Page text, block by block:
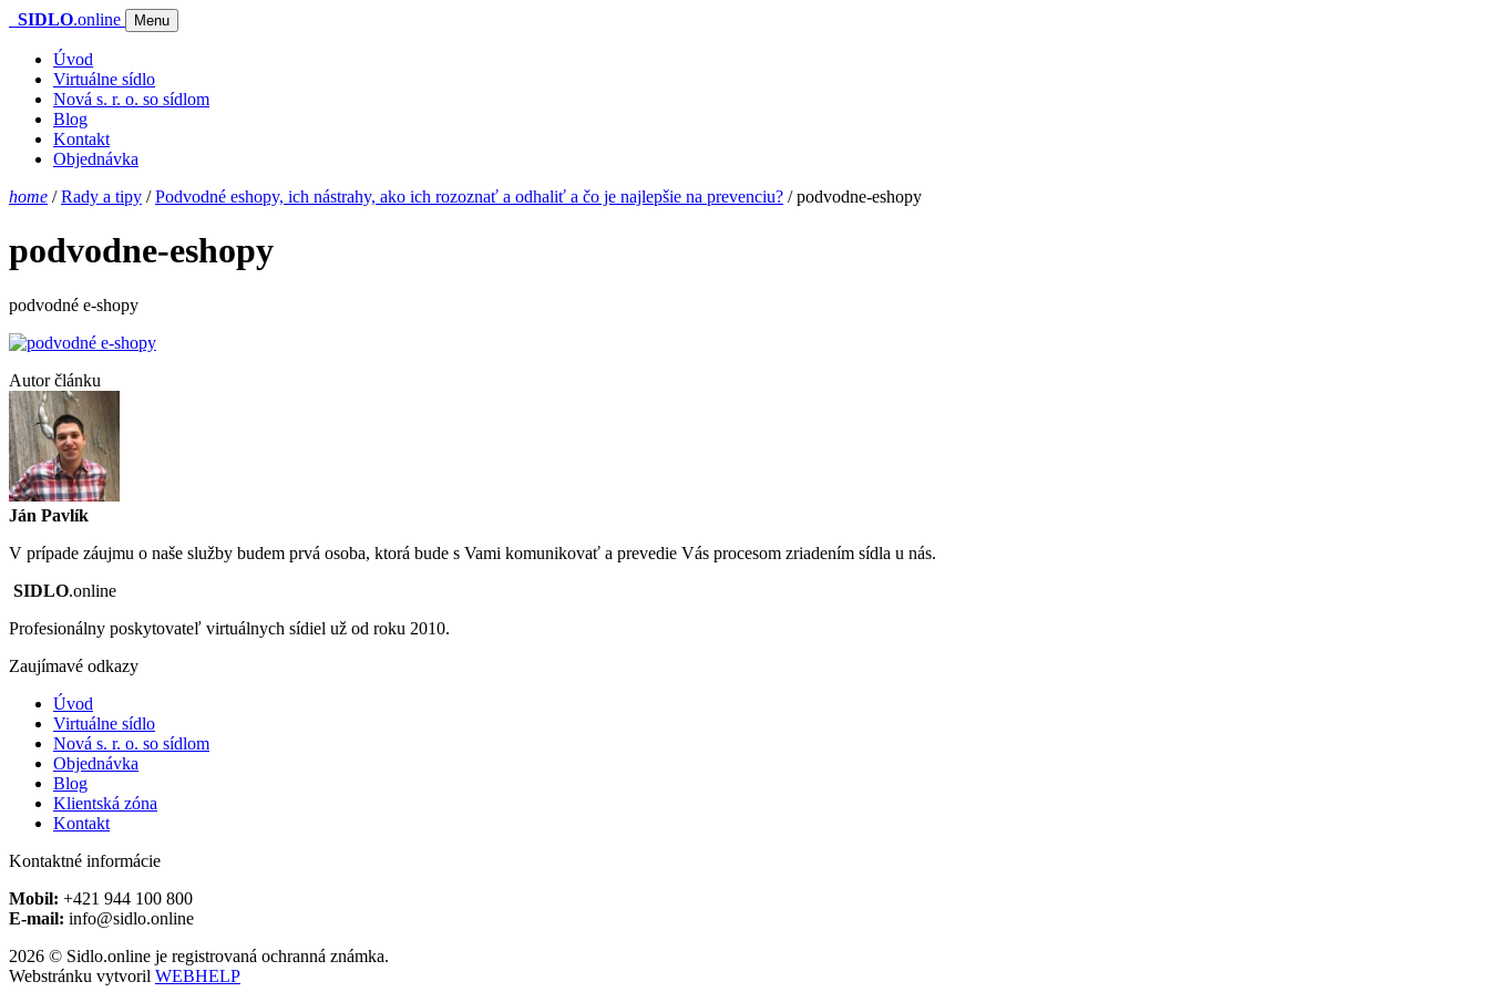
SIDLO.online Menu
Úvod
Virtuálne sídlo
Nová s. r. o. so sídlom
Blog
Kontakt
Objednávka
home /Rady a tipy /Podvodné eshopy, ich nástrahy, ako ich rozoznať a odhaliť a čo je najlepšie na prevenciu? /podvodne-eshopy
podvodne-eshopy
podvodné e-shopy
Autor článku
Ján Pavlík
V prípade záujmu o naše služby budem prvá osoba, ktorá bude s Vami komunikovať a prevedie Vás procesom zriadením sídla u nás.
SIDLO.online
Profesionálny poskytovateľ virtuálnych sídiel už od roku 2010.
Zaujímavé odkazy
Úvod
Virtuálne sídlo
Nová s. r. o. so sídlom
Objednávka
Blog
Klientská zóna
Kontakt
Kontaktné informácie
Mobil: +421 944 100 800
E-mail: info@sidlo.online
2026 © Sidlo.online je registrovaná ochranná známka.
Webstránku vytvoril WEBHELP